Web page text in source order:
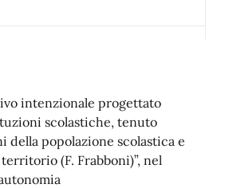
intenzionale progettato
scolastiche, tenuto
della popolazione scolastica e
(F. Frabboni)”, nel